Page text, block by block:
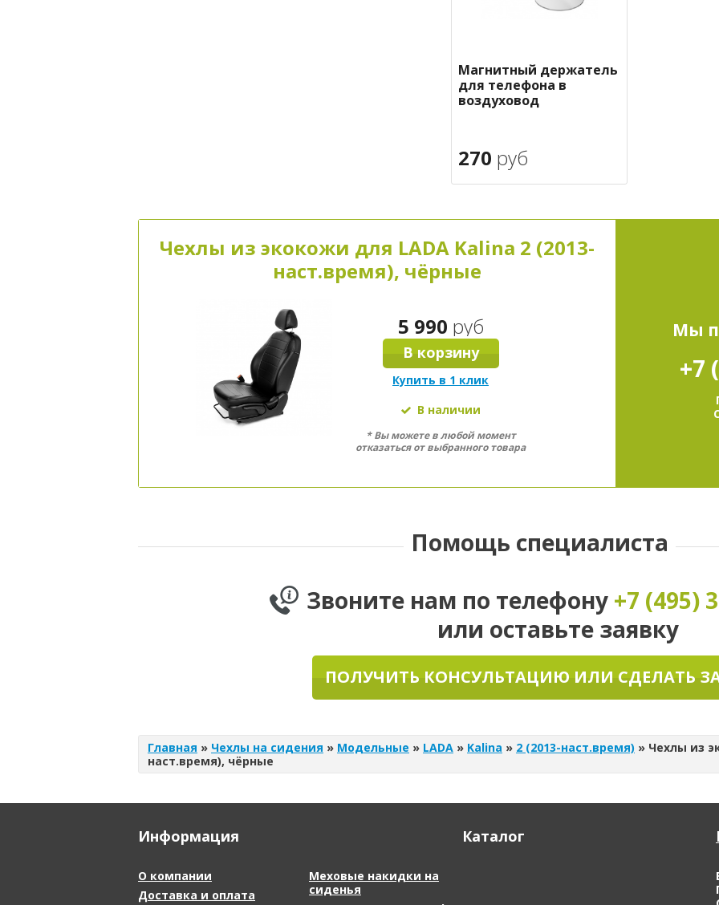
Магнитный держатель
для телефона в
воздуховод
270 руб
Чехлы из экокожи для LADA Kalina 2 (2013-
наст.время), чёрные
5 990 руб
В корзину
Купить в 1 клик
В наличии
* Вы можете в любой момент
отказаться от выбранного товара
Мы
+7
Помощь специалиста
Звоните нам по телефону +7 (495)
или оставьте заявку
ПОЛУЧИТЬ КОНСУЛЬТАЦИЮ ИЛИ СДЕЛАТЬ
Главная » Чехлы на сидения » Модельные » LADA » Kalina » 2 (2013-наст.время) » Чехлы из
наст.время), чёрные
Информация
О компании
Доставка и оплата
Каталог
Меховые накидки на
сиденья